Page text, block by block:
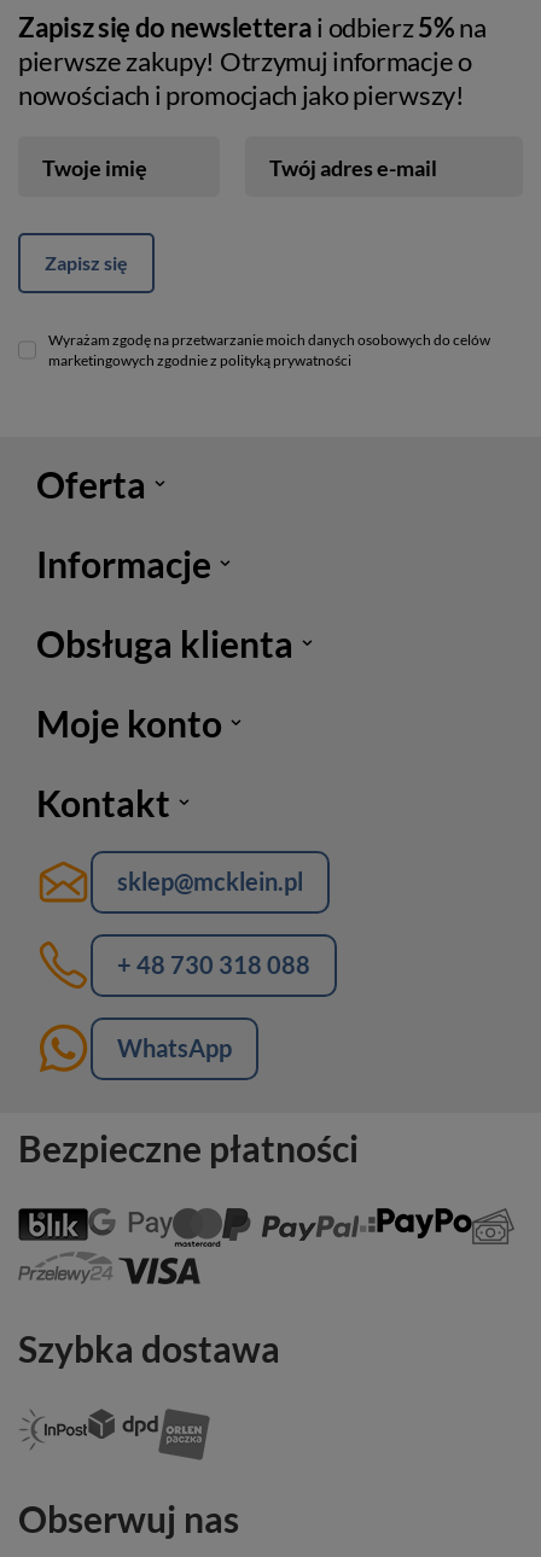
Zapisz się do newsletterai odbierz5%na
pierwsze zakupy! Otrzymuj informacje o
nowościach i promocjach jako pierwszy!
Twoje imię Twój adres e-mail
Zapisz się
Wyrażam zgodę na przetwarzanie moich danych osobowych do celów
marketingowych zgodnie z polityką prywatności
Oferta
Informacje
Obsługa klienta
Moje konto
Kontakt
sklep@mcklein.pl
+ 48 730 318 088
WhatsApp
Bezpieczne płatności
Szybka dostawa
Obserwuj nas